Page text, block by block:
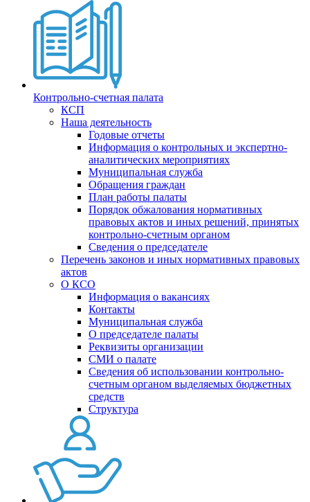
Контрольно-счетная палата
КСП
Наша деятельность
Годовые отчеты
Информация о контрольных и экспертно-
аналитических мероприятиях
Муниципальная служба
Обращения граждан
План работы палаты
Порядок обжалования нормативных
правовых актов и иных решений, принятых
контрольно-счетным органом
Сведения о председателе
Перечень законов и иных нормативных правовых
актов
О КСО
Информация о вакансиях
Контакты
Муниципальная служба
О председателе палаты
Реквизиты организации
СМИ о палате
Сведения об использовании контрольно-
счетным органом выделяемых бюджетных
средств
Структура